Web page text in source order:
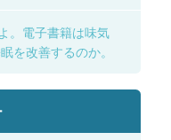
。電子書籍は味気
を改善するのか。